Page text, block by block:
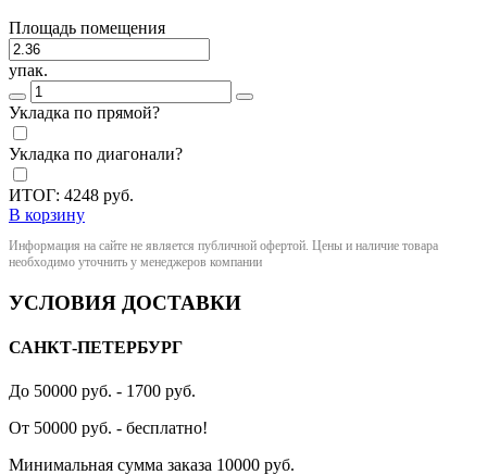
Площадь помещения
упак.
Укладка по прямой?
Укладка по диагонали?
ИТОГ: 4248 руб.
В корзину
Информация на сайте не является публичной офертой. Цены и наличие товара
необходимо уточнить у менеджеров компании
УСЛОВИЯ ДОСТАВКИ
САНКТ-ПЕТЕРБУРГ
До 50000 руб. - 1700 руб.
От 50000 руб. - бесплатно!
Минимальная сумма заказа 10000 руб.